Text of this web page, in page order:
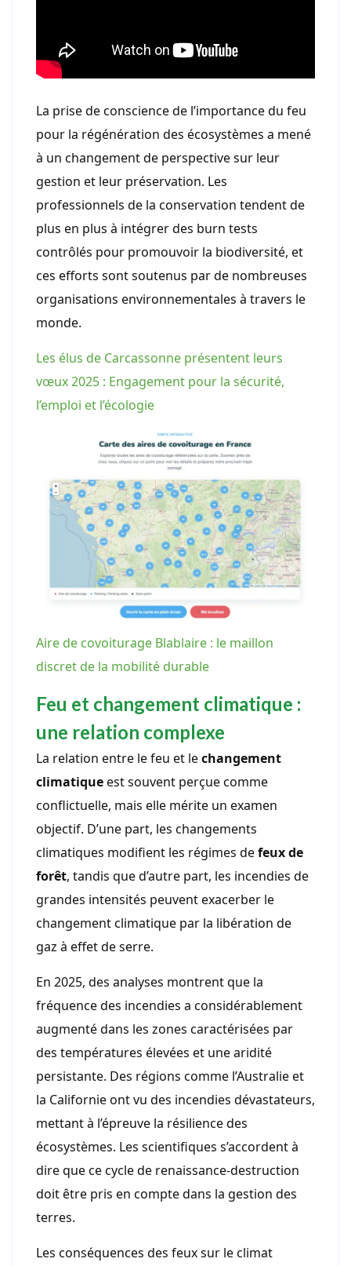
La prise de conscience de l’importance du feu
pour la régénération des écosystèmes a mené
à un changement de perspective sur leur
gestion et leur préservation. Les
professionnels de la conservation tendent de
plus en plus à intégrer des burn tests
contrôlés pour promouvoir la biodiversité, et
ces efforts sont soutenus par de nombreuses
organisations environnementales à travers le
monde.
Les élus de Carcassonne présentent leurs
vœux 2025 : Engagement pour la sécurité,
l’emploi et l’écologie
Aire de covoiturage Blablaire : le maillon
discret de la mobilité durable
Feu et changement climatique :
une relation complexe
La relation entre le feu et lechangement
climatiqueest souvent perçue comme
conflictuelle, mais elle mérite un examen
objectif. D’une part, les changements
climatiques modifient les régimes defeux de
forêt, tandis que d’autre part, les incendies de
grandes intensités peuvent exacerber le
changement climatique par la libération de
gaz à effet de serre.
En 2025, des analyses montrent que la
fréquence des incendies a considérablement
augmenté dans les zones caractérisées par
des températures élevées et une aridité
persistante. Des régions comme l’Australie et
la Californie ont vu des incendies dévastateurs,
mettant à l’épreuve la résilience des
écosystèmes. Les scientifiques s’accordent à
dire que ce cycle de renaissance-destruction
doit être pris en compte dans la gestion des
terres.
Les conséquences des feux sur le climat